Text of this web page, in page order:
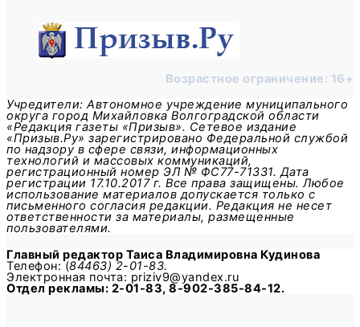
Возрастное ограничение: 16+
Учредители: Автономное учреждение муниципального
округа город Михайловка Волгоградской области
«Редакция газеты «Призыв». Сетевое издание
«Призыв.Ру» зарегистрировано Федеральной службой
по надзору в сфере связи, информационных
технологий и массовых коммуникаций,
регистрационный номер ЭЛ № ФС77-71331. Дата
регистрации 17.10.2017 г. Все права защищены. Любое
использование материалов допускается только с
письменного согласия редакции. Редакция не несет
ответственности за материалы, размещенные
пользователями.
Главный редактор Таиса Владимировна Кудинова
Телефон: (84463) 2-01-83.
Электронная почта: priziv9@yandex.ru
Отдел рекламы: 2-01-83, 8-902-385-84-12.